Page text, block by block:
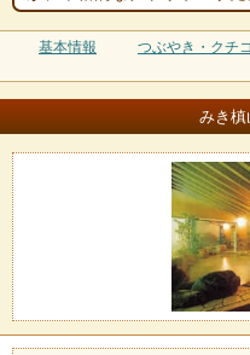
基本情報 つぶやき・クチ
みき槙